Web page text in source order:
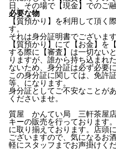
日、その場で【現金】でのご
必要な物
【質預かり】を利用して頂く
す。
それは身分証明書でございます
【質預かり】にて【お金】を
する際に【審査】は一切ない
りますが、誰から持ち込まれ
ないため、身分証は必ず必要に
この身分証に関しては、免許
等、になります。
身分証としてご不安なことが
くださいませ。
質屋 かんてい局 三軒茶屋店
キーの販売を行っております
に取り揃えております。店頭
ございますので、気になるお
軽にスタッフまでお声掛けく